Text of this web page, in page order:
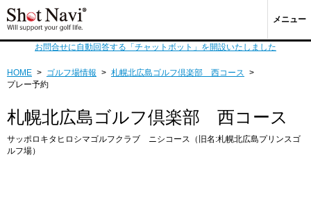
メニュー
お問合せに自動回答する「チャットボット」を開設いたしました
HOME > ゴルフ場情報 > 札幌北広島ゴルフ倶楽部 西コース
>
プレー予約
札幌北広島ゴルフ倶楽部 西コース
サッポロキタヒロシマゴルフクラブ ニシコース（旧名:札幌北広島プリンスゴ
ルフ場）